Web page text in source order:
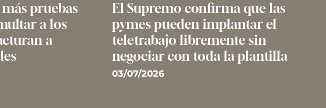
pruebas
a los
a
El Supremo confirma que las
pymes pueden implantar el
teletrabajo libremente sin
negociar con toda la plantilla
03/07/2026